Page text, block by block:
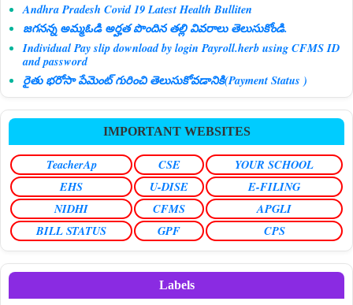
Andhra Pradesh Covid 19 Latest Health Bulliten
జగనన్న అమ్మఓడి అర్హత పొందిన తల్లి వివరాలు తెలుసుకోండి.
Individual Pay slip download by login Payroll.herb using CFMS ID
and password
రైతు భరోసా పేమెంట్ గురించి తెలుసుకోవడానికి(Payment Status )
IMPORTANT WEBSITES
TeacherAp CSE
YOUR SCHOOL
EHS
U-DISE
E-FILING
NIDHI
CFMS
APGLI
BILL STATUS
GPF CPS
Labels